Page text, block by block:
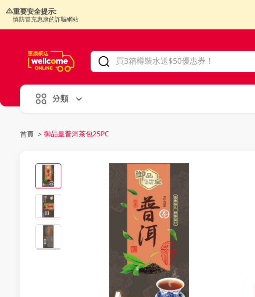
重要安全提示:
慎防冒充惠康的詐騙網站
分類
首頁 > 御品皇普洱茶包25PC